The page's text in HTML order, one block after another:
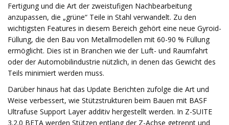
Fertigung und die Art der zweistufigen Nachbearbeitung
anzupassen, die „grüne“ Teile in Stahl verwandelt. Zu den
wichtigsten Features in diesem Bereich gehört eine neue Gyroid-
Füllung, die den Bau von Metallmodellen mit 60-90 % Füllung
ermöglicht. Dies ist in Branchen wie der Luft- und Raumfahrt
oder der Automobilindustrie nützlich, in denen das Gewicht des
Teils minimiert werden muss.
Darüber hinaus hat das Update Berichten zufolge die Art und
Weise verbessert, wie Stützstrukturen beim Bauen mit BASF
Ultrafuse Support Layer additiv hergestellt werden. In Z-SUITE
3.2.0 BETA werden Stützen entlang der Z-Achse getrennt und